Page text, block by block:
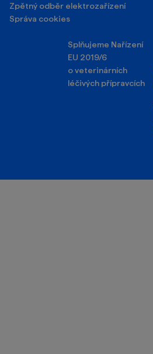
Zpětný odběr elektrozařízení
Správa cookies
Splňujeme Nařízení
EU 2019/6
o veterinárních
léčivých přípravcích